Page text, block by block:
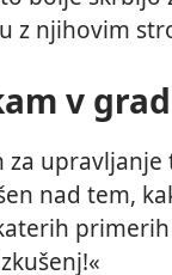
z njihovim
v
za
nad tem,